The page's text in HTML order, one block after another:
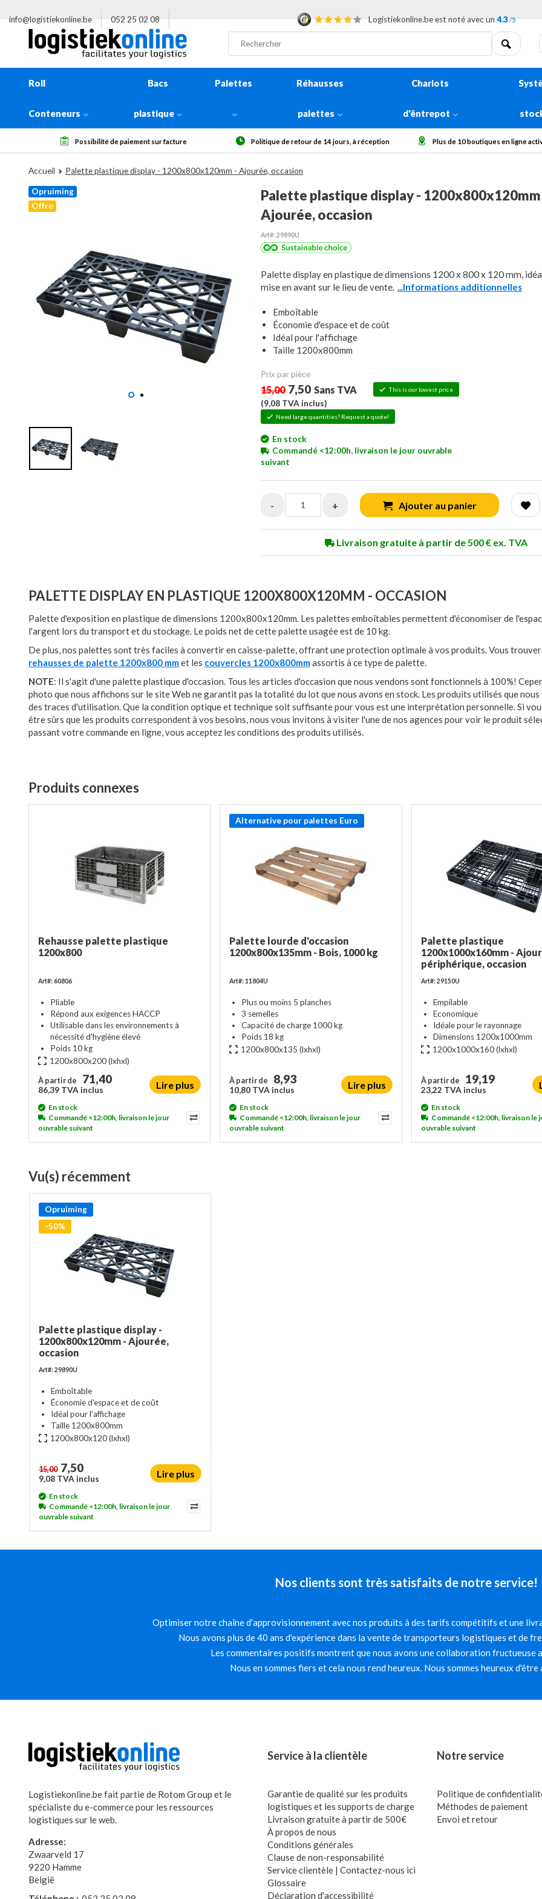
info@logistiekonline.be 052 25 02 08 Logistiekonline.be est noté avec un 4.3 /5
Roll
Conteneurs
Bacs
plastique
Palettes Réhausses
palettes
Chariots
d'êntrepot
Politique de retour de 14 jours, à réception Plus de 10 boutiques en ligne actives en Europe Collecter des
Accueil Palette plastique display - 1200x800x120mm - Ajourée, occasion
Opruiming
Offre
Palette plastique display -
Ajourée, occasion
Art#: 29890U
Palette display en plastique de dimensions 1200 x 800 x 120 mm,
mise en avant sur le lieu de vente. ...Informations additionnelles
Emboîtable
Économie d'espace et de coût
Idéal pour l'affichage
Taille 1200x800mm
Prix ​​par pièce
15,00 7,50 Sans TVA
(9,08 TVA inclus)
This is our lowest price
Need large quantities? Request a quote!
En stock
Commandé <12:00h, livraison le jour ouvrable
suivant
- + Ajouter au panier
Livraison gratuite à partir de 500 € ex. TVA
PALETTE DISPLAY EN PLASTIQUE 1200X800X120MM - OCCASION
Palette d'exposition en plastique de dimensions 1200x800x120mm. Les palettes emboîtables permettent d'économiser de
l'argent lors du transport et du stockage. Le poids net de cette palette usagée est de 10 kg.
De plus, nos palettes sont très faciles à convertir en caisse-palette, offrant une protection optimale à vos produits. Vous
rehausses de palette 1200x800 mmet les couvercles 1200x800mmassortis à ce type de palette.
NOTE: Il s'agit d'une palette plastique d'occasion. Tous les articles d'occasion que nous vendons sont fonctionnels à 100%!
photo que nous affichons sur le site Web ne garantit pas la totalité du lot que nous avons en stock. Les produits utilisés que
des traces d'utilisation. Que la condition optique et technique soit suffisante pour vous est une interprétation personnelle. Si
être sûrs que les produits correspondent à vos besoins, nous vous invitons à visiter l'une de nos agences pour voir le produit
passant votre commande en ligne, vous acceptez les conditions des produits utilisés.
Produits connexes
Rehausse palette plastique
1200x800
Art#: 60806
Pliable
Répond aux exigences HACCP
Utilisable dans les environnements à
nécessité d'hygiène élevé
Poids 10 kg
1200x800x200(lxhxl)
À partir de 71,40
86,39 TVA inclus Lire plus
En stock
Commandé <12:00h, livraison le jour
ouvrable suivant
Alternative pour palettes Euro
Palette lourde d'occasion
1200x800x135mm - Bois, 1000 kg
Art#: 11804U
Plus ou moins 5 planches
3 semelles
Capacité de charge 1000 kg
Poids 18 kg
1200x800x135 (lxhxl)
À partir de 8,93
10,80 TVA inclus Lire plus
En stock
Commandé <12:00h, livraison le jour
ouvrable suivant
Palette plastique
1200x1000x160mm -
périphérique, occasion
Art#: 29150U
Empilable
Economique
Idéale pour le rayonnage
Dimensions 1200x1000mm
1200x1000x160(lxhxl)
À partir de 19,19
23,22 TVA inclus
En stock
Commandé <12:00h, livraison le
ouvrable suivant
Vu(s) récemment
Opruiming
-50%
Palette plastique display -
1200x800x120mm - Ajourée,
occasion
Art#: 29890U
Emboîtable
Économie d'espace et de coût
Idéal pour l'affichage
Taille 1200x800mm
1200x800x120(lxhxl)
15,00 7,50
9,08 TVA inclus Lire plus
En stock
Commandé <12:00h, livraison le jour
ouvrable suivant
Nos clients sont très satisfaits de notre service!
Optimiser notre chaîne d'approvisionnement avec nos produits à des tarifs compétitifs et une
Nous avons plus de 40 ans d'expérience dans la vente de transporteurs logistiques et de
Les commentaires positifs montrent que nous avons une collaboration fructueuse
Nous en sommes fiers et cela nous rend heureux. Nous sommes heureux d'être
Logistiekonline.be fait partie de Rotom Group et le
spécialiste du e-commerce pour les ressources
logistiques sur le web.
Adresse:
Zwaarveld 17
9220 Hamme
België
Service à la clientèle
Garantie de qualité sur les produits
logistiques et les supports de charge
Livraison gratuite à partir de 500€
À propos de nous
Conditions générales
Clause de non-responsabilité
Service clientèle | Contactez-nous ici
Glossaire
Déclaration d'accessibilité
Notre service
Politique de
Méthodes de paiement
Envoi et retour